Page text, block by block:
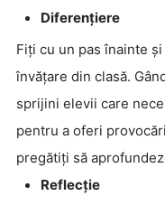
Diferențiere
Fiți cu un pas înainte
învățare din clasă.
sprijini elevii care
pentru a oferi
pregătiți să
Reflecție